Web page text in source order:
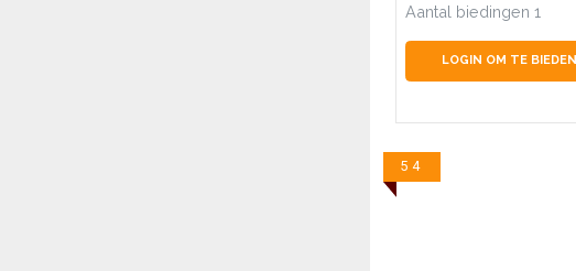
Aantal biedingen 1
LOGIN OM TE BIEDEN
54